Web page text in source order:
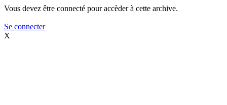
Vous devez être connecté pour accèder à cette archive.
Se connecter
X